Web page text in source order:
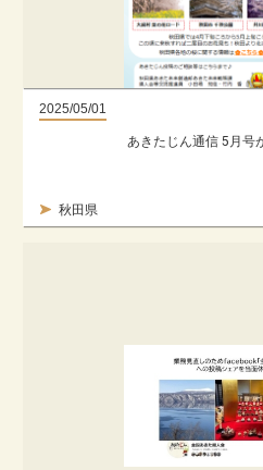
2025/05/01
秋田県
あきたじん通信 5月号